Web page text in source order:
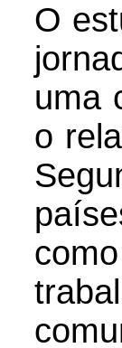
O
uma
o